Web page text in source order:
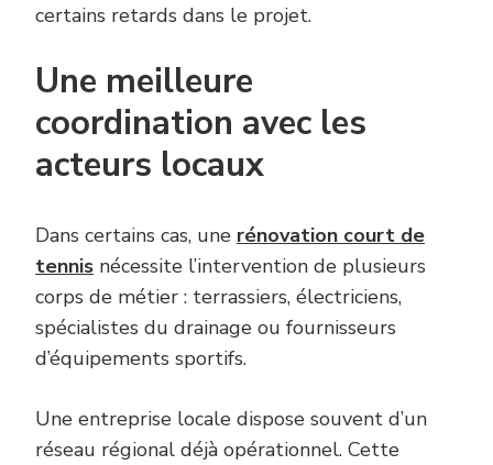
certains retards dans le projet.
Une meilleure
coordination avec les
acteurs locaux
Dans certains cas, une rénovation court de
tennis nécessite l’intervention de plusieurs
corps de métier : terrassiers, électriciens,
spécialistes du drainage ou fournisseurs
d’équipements sportifs.
Une entreprise locale dispose souvent d’un
réseau régional déjà opérationnel. Cette